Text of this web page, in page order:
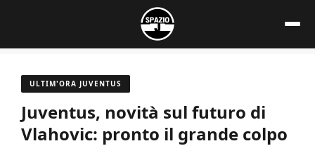
contenuto
ULTIM'ORA JUVENTUS
Juventus, novità sul futuro di
Vlahovic: pronto il grande colpo